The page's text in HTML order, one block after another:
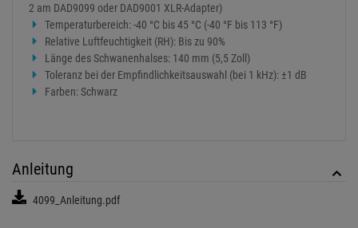
2 am DAD9099 oder DAD9001 XLR-Adapter)
Temperaturbereich: -40 °C bis 45 °C (-40 °F bis 113 °F)
Relative Luftfeuchtigkeit (RH): Bis zu 90%
Länge des Schwanenhalses: 140 mm (5,5 Zoll)
Toleranz bei der Empfindlichkeitsauswahl (bei 1 kHz): ±1 dB
Farben: Schwarz
Anleitung
4099_Anleitung.pdf